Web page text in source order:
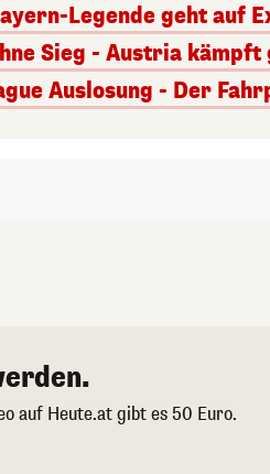
Legende geht auf
Sieg - Austria kämpft
Auslosung - Der
auf Heute.at gibt es 50 Euro.